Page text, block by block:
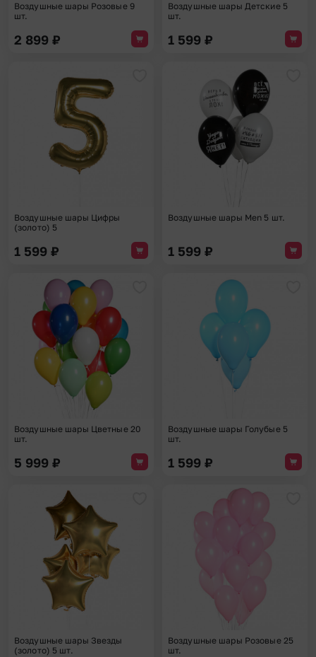
Воздушные шары Розовые 9
шт.
2 899 ₽
Воздушные шары Детские 5
шт.
1 599 ₽
Добавить в избранное
Воздушные шары Цифры
(золото) 5
1 599 ₽
Воздушные шары Men 5 шт.
1 599 ₽
Добавить в избранное
Воздушные шары Цветные 20
шт.
5 999 ₽
Воздушные шары Голубые 5
шт.
1 599 ₽
Добавить в избранное
Воздушные шары Звезды
(золото) 5 шт.
Воздушные шары Розовые 25
шт.